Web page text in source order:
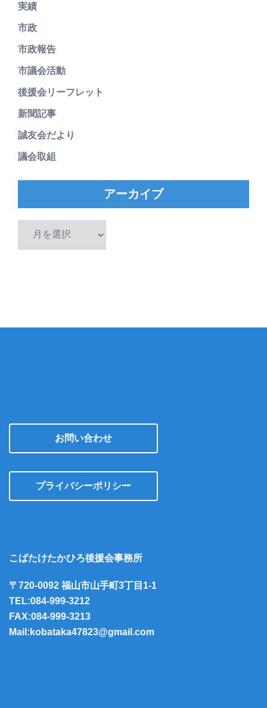
実績
市政
市政報告
市議会活動
後援会リーフレット
新聞記事
誠友会だより
議会取組
アーカイブ
お問い合わせ
プライバシーポリシー
こばたけたかひろ後援会事務所
〒720-0092 福山市山手町3丁目1-1
TEL:084-999-3212
FAX:084-999-3213
Mail:kobataka47823@gmail.com